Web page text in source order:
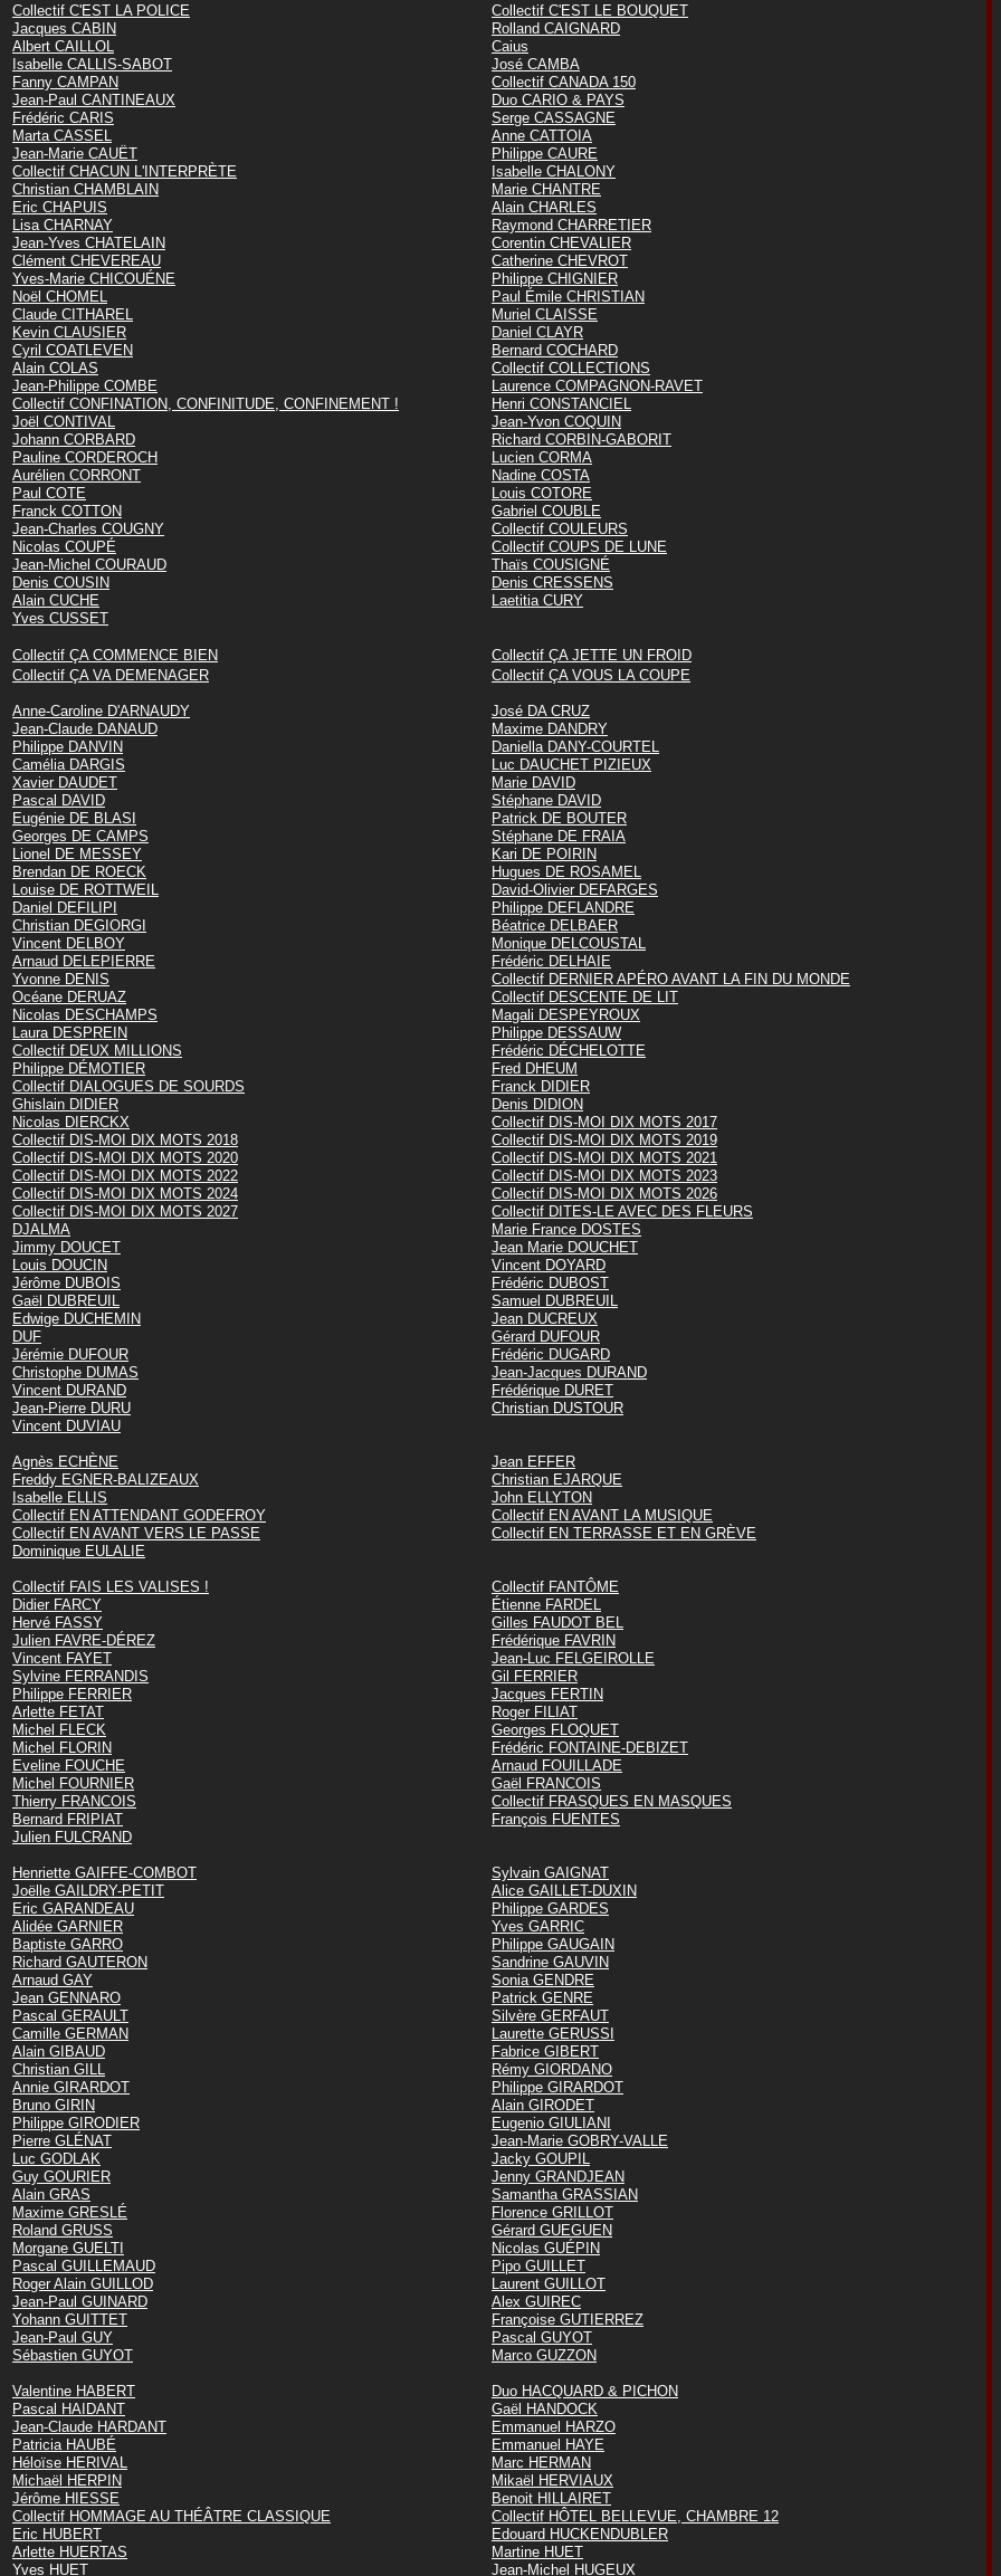
Collectif C'EST LA POLICE
Collectif C'EST LE BOUQUET
Jacques CABIN
Rolland CAIGNARD
Albert CAILLOL
Caius
Isabelle CALLIS-SABOT
José CAMBA
Fanny CAMPAN
Collectif CANADA 150
Jean-Paul CANTINEAUX
Duo CARIO & PAYS
Frédéric CARIS
Serge CASSAGNE
Marta CASSEL
Anne CATTOIA
Jean-Marie CAUËT
Philippe CAURE
Collectif CHACUN L'INTERPRÈTE
Isabelle CHALONY
Christian CHAMBLAIN
Marie CHANTRE
Eric CHAPUIS
Alain CHARLES
Lisa CHARNAY
Raymond CHARRETIER
Jean-Yves CHATELAIN
Corentin CHEVALIER
Clément CHEVEREAU
Catherine CHEVROT
Yves-Marie CHICOUÉNE
Philippe CHIGNIER
Noël CHOMEL
Paul Émile CHRISTIAN
Claude CITHAREL
Muriel CLAISSE
Kevin CLAUSIER
Daniel CLAYR
Cyril COATLEVEN
Bernard COCHARD
Alain COLAS
Collectif COLLECTIONS
Jean-Philippe COMBE
Laurence COMPAGNON-RAVET
Collectif CONFINATION, CONFINITUDE, CONFINEMENT !
Henri CONSTANCIEL
Joël CONTIVAL
Jean-Yvon COQUIN
Johann CORBARD
Richard CORBIN-GABORIT
Pauline CORDEROCH
Lucien CORMA
Aurélien CORRONT
Nadine COSTA
Paul COTE
Louis COTORE
Franck COTTON
Gabriel COUBLE
Jean-Charles COUGNY
Collectif COULEURS
Nicolas COUPÉ
Collectif COUPS DE LUNE
Jean-Michel COURAUD
Thaïs COUSIGNÉ
Denis COUSIN
Denis CRESSENS
Alain CUCHE
Laetitia CURY
Yves CUSSET
Collectif ÇA COMMENCE BIEN
Collectif ÇA JETTE UN FROID
Collectif ÇA VA DEMENAGER
Collectif ÇA VOUS LA COUPE
Anne-Caroline D'ARNAUDY
José DA CRUZ
Jean-Claude DANAUD
Maxime DANDRY
Philippe DANVIN
Daniella DANY-COURTEL
Camélia DARGIS
Luc DAUCHET PIZIEUX
Xavier DAUDET
Marie DAVID
Pascal DAVID
Stéphane DAVID
Eugénie DE BLASI
Patrick DE BOUTER
Georges DE CAMPS
Stéphane DE FRAIA
Lionel DE MESSEY
Kari DE POIRIN
Brendan DE ROECK
Hugues DE ROSAMEL
Louise DE ROTTWEIL
David-Olivier DEFARGES
Daniel DEFILIPI
Philippe DEFLANDRE
Christian DEGIORGI
Béatrice DELBAER
Vincent DELBOY
Monique DELCOUSTAL
Arnaud DELEPIERRE
Frédéric DELHAIE
Yvonne DENIS
Collectif DERNIER APÉRO AVANT LA FIN DU MONDE
Océane DERUAZ
Collectif DESCENTE DE LIT
Nicolas DESCHAMPS
Magali DESPEYROUX
Laura DESPREIN
Philippe DESSAUW
Collectif DEUX MILLIONS
Frédéric DÉCHELOTTE
Philippe DÉMOTIER
Fred DHEUM
Collectif DIALOGUES DE SOURDS
Franck DIDIER
Ghislain DIDIER
Denis DIDION
Nicolas DIERCKX
Collectif DIS-MOI DIX MOTS 2017
Collectif DIS-MOI DIX MOTS 2018
Collectif DIS-MOI DIX MOTS 2019
Collectif DIS-MOI DIX MOTS 2020
Collectif DIS-MOI DIX MOTS 2021
Collectif DIS-MOI DIX MOTS 2022
Collectif DIS-MOI DIX MOTS 2023
Collectif DIS-MOI DIX MOTS 2024
Collectif DIS-MOI DIX MOTS 2026
Collectif DIS-MOI DIX MOTS 2027
Collectif DITES-LE AVEC DES FLEURS
DJALMA
Marie France DOSTES
Jimmy DOUCET
Jean Marie DOUCHET
Louis DOUCIN
Vincent DOYARD
Jérôme DUBOIS
Frédéric DUBOST
Gaël DUBREUIL
Samuel DUBREUIL
Edwige DUCHEMIN
Jean DUCREUX
DUF
Gérard DUFOUR
Jérémie DUFOUR
Frédéric DUGARD
Christophe DUMAS
Jean-Jacques DURAND
Vincent DURAND
Frédérique DURET
Jean-Pierre DURU
Christian DUSTOUR
Vincent DUVIAU
Agnès ECHÈNE
Jean EFFER
Freddy EGNER-BALIZEAUX
Christian EJARQUE
Isabelle ELLIS
John ELLYTON
Collectif EN ATTENDANT GODEFROY
Collectif EN AVANT LA MUSIQUE
Collectif EN AVANT VERS LE PASSE
Collectif EN TERRASSE ET EN GRÈVE
Dominique EULALIE
Collectif FAIS LES VALISES !
Collectif FANTÔME
Didier FARCY
Étienne FARDEL
Hervé FASSY
Gilles FAUDOT BEL
Julien FAVRE-DÉREZ
Frédérique FAVRIN
Vincent FAYET
Jean-Luc FELGEIROLLE
Sylvine FERRANDIS
Gil FERRIER
Philippe FERRIER
Jacques FERTIN
Arlette FETAT
Roger FILIAT
Michel FLECK
Georges FLOQUET
Michel FLORIN
Frédéric FONTAINE-DEBIZET
Eveline FOUCHE
Arnaud FOUILLADE
Michel FOURNIER
Gaël FRANCOIS
Thierry FRANCOIS
Collectif FRASQUES EN MASQUES
Bernard FRIPIAT
François FUENTES
Julien FULCRAND
Henriette GAIFFE-COMBOT
Sylvain GAIGNAT
Joëlle GAILDRY-PETIT
Alice GAILLET-DUXIN
Eric GARANDEAU
Philippe GARDES
Alidée GARNIER
Yves GARRIC
Baptiste GARRO
Philippe GAUGAIN
Richard GAUTERON
Sandrine GAUVIN
Arnaud GAY
Sonia GENDRE
Jean GENNARO
Patrick GENRE
Pascal GERAULT
Silvère GERFAUT
Camille GERMAN
Laurette GERUSSI
Alain GIBAUD
Fabrice GIBERT
Christian GILL
Rémy GIORDANO
Annie GIRARDOT
Philippe GIRARDOT
Bruno GIRIN
Alain GIRODET
Philippe GIRODIER
Eugenio GIULIANI
Pierre GLÉNAT
Jean-Marie GOBRY-VALLE
Luc GODLAK
Jacky GOUPIL
Guy GOURIER
Jenny GRANDJEAN
Alain GRAS
Samantha GRASSIAN
Maxime GRESLÉ
Florence GRILLOT
Roland GRUSS
Gérard GUEGUEN
Morgane GUELTI
Nicolas GUÉPIN
Pascal GUILLEMAUD
Pipo GUILLET
Roger Alain GUILLOD
Laurent GUILLOT
Jean-Paul GUINARD
Alex GUIREC
Yohann GUITTET
Françoise GUTIERREZ
Jean-Paul GUY
Pascal GUYOT
Sébastien GUYOT
Marco GUZZON
Valentine HABERT
Duo HACQUARD & PICHON
Pascal HAIDANT
Gaël HANDOCK
Jean-Claude HARDANT
Emmanuel HARZO
Patricia HAUBÉ
Emmanuel HAYE
Héloïse HERIVAL
Marc HERMAN
Michaël HERPIN
Mikaël HERVIAUX
Jérôme HIESSE
Benoit HILLAIRET
Collectif HOMMAGE AU THÉÂTRE CLASSIQUE
Collectif HÔTEL BELLEVUE, CHAMBRE 12
Eric HUBERT
Edouard HUCKENDUBLER
Arlette HUERTAS
Martine HUET
Yves HUET
Jean-Michel HUGEUX